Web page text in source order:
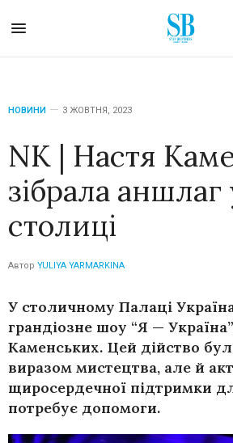
НОВИНИ 3 ЖОВТНЯ, 2023
NK | Настя
зібрала аншлаг
столиці
Автор YULIYA YARMARKINA
У столичному Палаці
грандіозне шоу “Я —
Каменських. Цей дійство
виразом мистецтва, але й
щиросердечної підтримки
потребує допомоги.